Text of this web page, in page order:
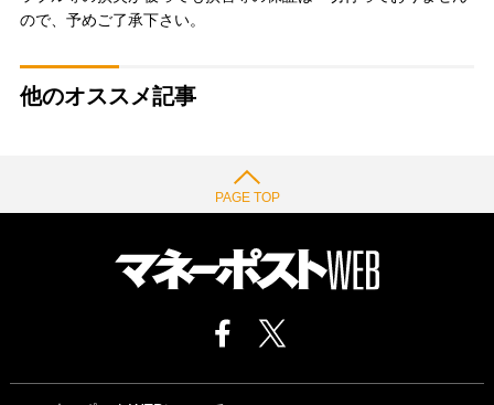
ので、予めご了承下さい。
他のオススメ記事
PAGE TOP